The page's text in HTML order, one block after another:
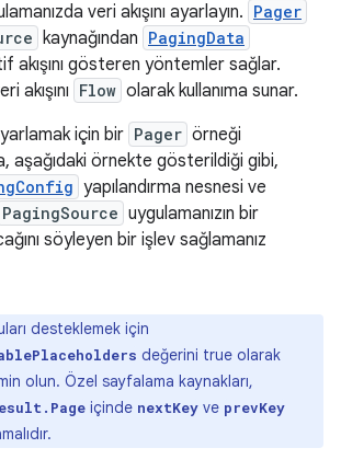
veri akışını ayarlayın. Pager
kaynağından PagingData
akışını gösteren yöntemler sağlar.
akışını Flow olarak kullanıma sunar.
için bir Pager örneği
aşağıdaki örnekte gösterildiği gibi,
yapılandırma nesnesi ve
PagingSource uygulamanızın bir
söyleyen bir işlev sağlamanız
desteklemek için
değerini true olarak
olun. Özel sayfalama kaynakları,
içinde nextKey ve prevKey